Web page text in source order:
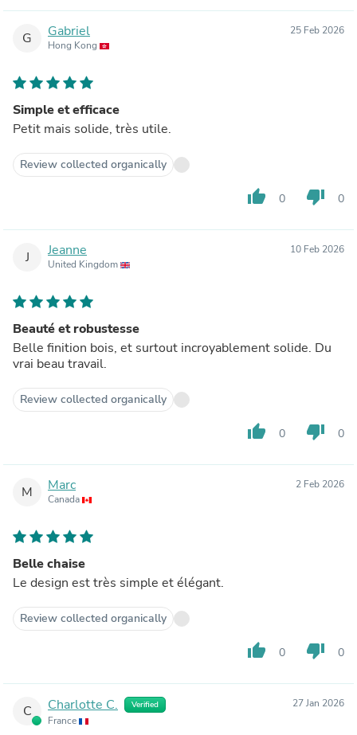
G Gabriel
Hong Kong
25 Feb 2026
Simple et efficace
Petit mais solide, très utile.
Review collected organically
thumb_up 0 thumb_down 0
J Jeanne
United Kingdom
10 Feb 2026
Beauté et robustesse
Belle finition bois, et surtout incroyablement solide. Du
vrai beau travail.
Review collected organically
thumb_up 0 thumb_down 0
M Marc
Canada
2 Feb 2026
Belle chaise
Le design est très simple et élégant.
Review collected organically
thumb_up 0 thumb_down 0
C Charlotte C. Verified
France
27 Jan 2026